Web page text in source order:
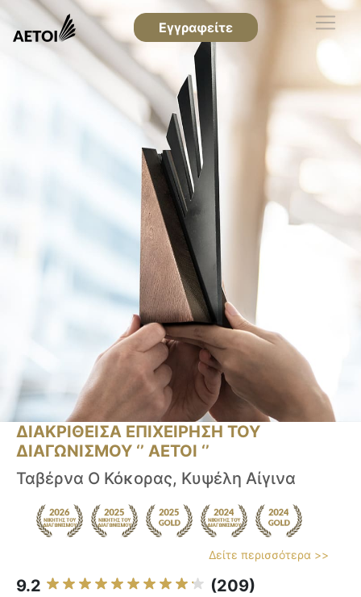
Εγγραφείτε
ΔΙΑΚΡΙΘΕΙΣΑ ΕΠΙΧΕΙΡΗΣΗ ΤΟΥ
ΔΙΑΓΩΝΙΣΜΟΥ ‘’ ΑΕΤΟΙ ‘’
Ταβέρνα Ο Κόκορας, Κυψέλη Αίγινα
Δείτε περισσότερα >>
9.2 (209)